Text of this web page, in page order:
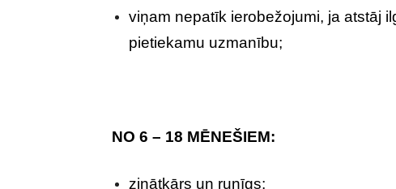
viņam nepatīk ierobežojumi, ja atstāj
pietiekamu uzmanību;
NO 6 – 18 MĒNEŠIEM:
zinātkārs un runīgs;